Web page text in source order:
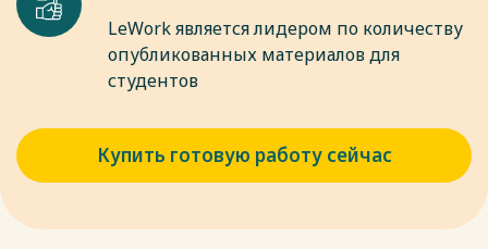
LeWork является лидером по количеству
опубликованных материалов для
студентов
Купить готовую работу сейчас